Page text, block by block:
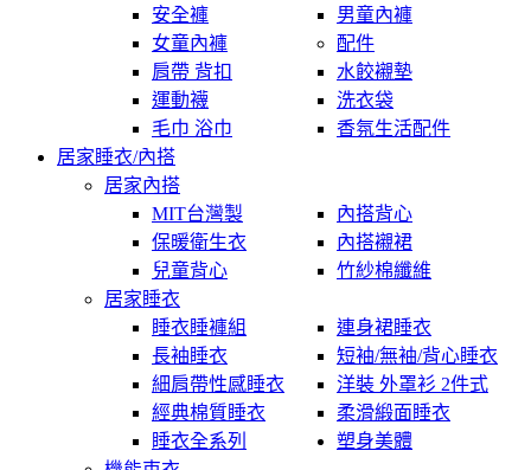
安全褲
男童內褲
女童內褲
配件
肩帶 背扣
水餃襯墊
運動襪
洗衣袋
毛巾 浴巾
香氛生活配件
居家睡衣/內搭
居家內搭
MIT台灣製
內搭背心
保暖衛生衣
內搭襯裙
兒童背心
竹紗棉纖維
居家睡衣
睡衣睡褲組
連身裙睡衣
長袖睡衣
短袖/無袖/背心睡衣
細肩帶性感睡衣
洋裝 外罩衫 2件式
經典棉質睡衣
柔滑緞面睡衣
睡衣全系列
塑身美體